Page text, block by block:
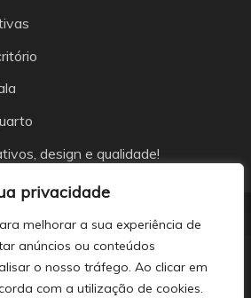
privacidade
melhorar a sua experiência de
anúncios ou conteúdos
o nosso tráfego. Ao clicar em
com a utilização de cookies.
design e qualidade!
Reserved 2026.